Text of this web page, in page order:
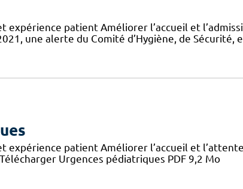
patient Améliorer l’accueil et
une alerte du Comité d’Hygiène, de Sécurité,
expérience patient Améliorer l’accueil et
Urgences pédiatriques PDF 9,2 Mo